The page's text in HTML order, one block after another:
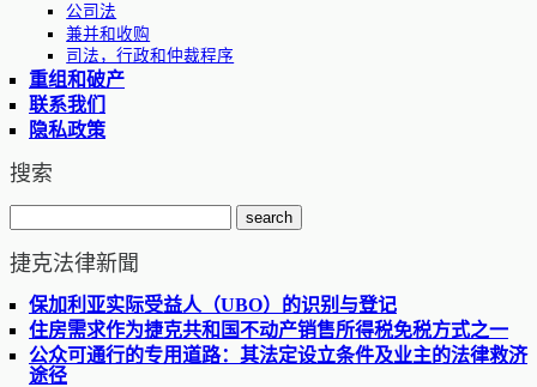
公司法
兼并和收购
司法，行政和仲裁程序
重组和破产
联系我们
隐私政策
搜索
捷克法律新聞
保加利亚实际受益人（UBO）的识别与登记
住房需求作为捷克共和国不动产销售所得税免税方式之一
公众可通行的专用道路：其法定设立条件及业主的法律救济
途径